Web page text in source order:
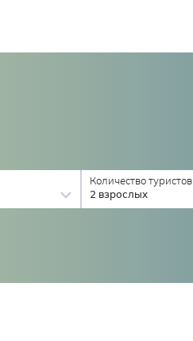
Количество туристов
2 взрослых